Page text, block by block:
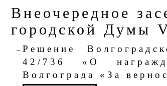
Внеочередное
городской Думы
Решение
42/736 «О
Волгограда «За